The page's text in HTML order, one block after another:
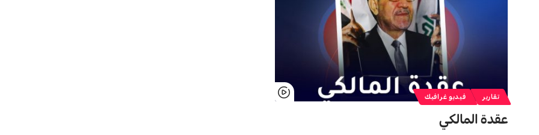
تقارير فيديو غرافيك
عقدة المالکي